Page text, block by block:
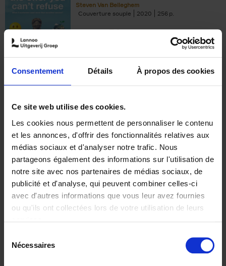
Consentement Détails À propos des cookies
Ce site web utilise des cookies.
Les cookies nous permettent de personnaliser le contenu
et les annonces, d'offrir des fonctionnalités relatives aux
médias sociaux et d'analyser notre trafic. Nous
partageons également des informations sur l'utilisation de
notre site avec nos partenaires de médias sociaux, de
publicité et d'analyse, qui peuvent combiner celles-ci
avec d'autres informations que vous leur avez fournies
ou qu'ils ont collectées lors de votre utilisation de leurs
Nécessaires
Steven Van Belleghem
Couverture souple
2020 256
€37,50
Building Bonds = Building
Business
Jochen Roef Jozefien De Feyter
Carolien Boom
Couverture souple
2025 200
€29,99